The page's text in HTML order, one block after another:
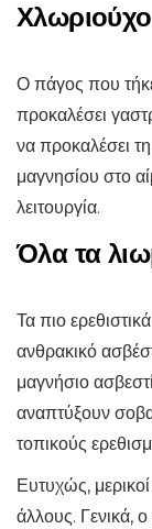
Ο πάγος που
προκαλέσει
να προκαλέσει
μαγνησίου στο
λειτουργία.
Όλα τα
Τα πιο
ανθρακικό
μαγνήσιο
αναπτύξουν
τοπικούς
Ευτυχώς,
άλλους. Γενικά,